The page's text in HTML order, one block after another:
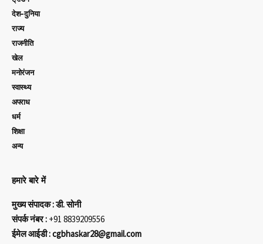
देश-दुनिया
राज्य
राजनीति
खेल
मनोरंजन
स्वास्थ्य
अपराध
धर्म
शिक्षा
अन्य
हमारे बारे में
मुख्य संपादक : डी. सोनी
संपर्क नंबर : +91 8839209556
ईमेल आईडी : cgbhaskar28@gmail.com